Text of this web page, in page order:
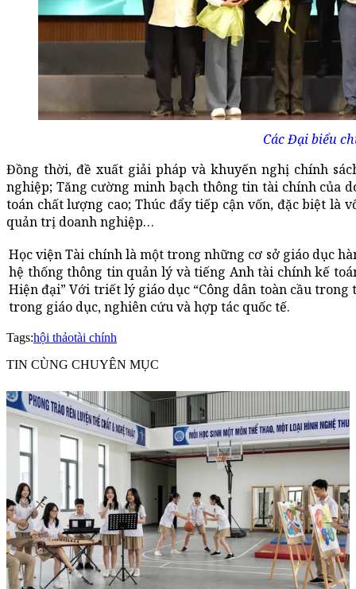
Các Đại biểu
Đồng thời, đề xuất giải pháp và khuyến nghị chính
nghiệp; Tăng cường minh bạch thông tin tài chính của
toán chất lượng cao; Thúc đẩy tiếp cận vốn, đặc biệt là
quản trị doanh nghiệp…
Học viện Tài chính là một trong những cơ sở giáo dục
hệ thống thông tin quản lý và tiếng Anh tài chính kế
Hiện đại” Với triết lý giáo dục “Công dân toàn cầu
trong giáo dục, nghiên cứu và hợp tác quốc tế.
Tags:hội thảotài chính
TIN CÙNG CHUYÊN MỤC